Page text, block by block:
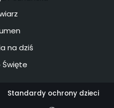
na dziś
Święte
Standardy ochrony dzieci